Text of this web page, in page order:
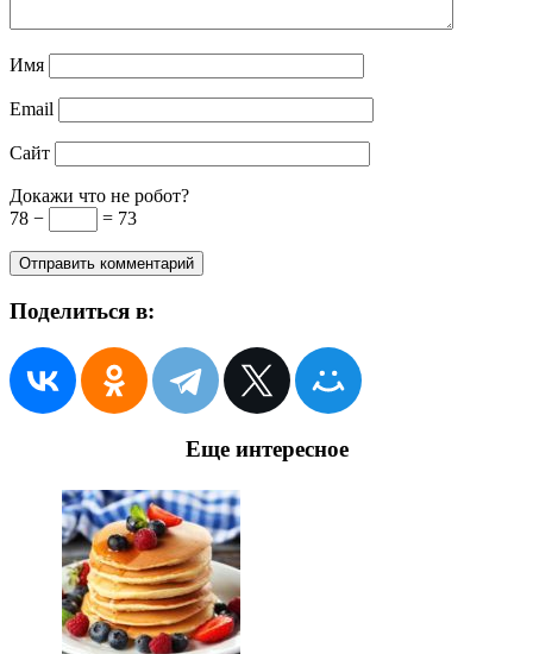
Имя
Email
Сайт
Докажи что не робот?
78 −
= 73
Поделиться в:
Еще интересное